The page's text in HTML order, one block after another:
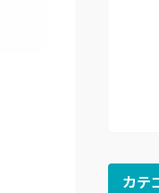
カテ